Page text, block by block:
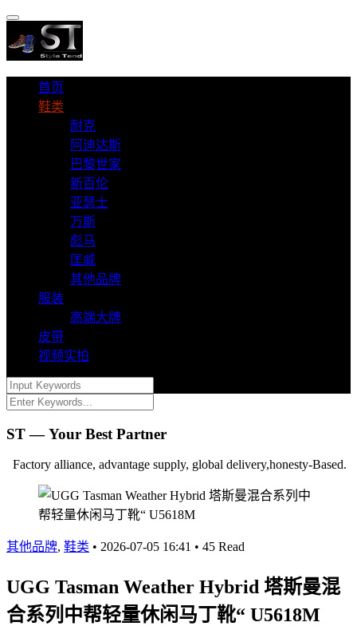
首页
鞋类
耐克
阿迪达斯
巴黎世家
新百伦
亚瑟士
万斯
彪马
匡威
其他品牌
服装
高端大牌
皮带
视频实拍
ST — Your Best Partner
Factory alliance, advantage supply, global delivery,honesty-Based.
其他品牌, 鞋类 • 2026-07-05 16:41 • 45 Read
UGG Tasman Weather Hybrid 塔斯曼混
合系列中帮轻量休闲马丁靴“ U5618M